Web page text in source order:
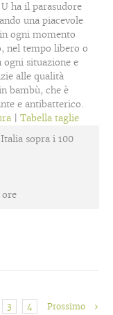
ha il parasudore
una piacevole
ogni momento
nel tempo libero o
ogni situazione e
alle qualità
bambù, che è
e antibatterico.
|Tabella taglie
sopra i 100
ore
3 4 Prossimo